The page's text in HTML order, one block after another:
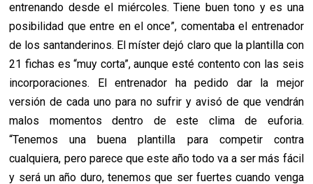
entrenando desde el miércoles. Tiene buen tono y es una
posibilidad que entre en el once”, comentaba el entrenador
de los santanderinos. El míster dejó claro que la plantilla con
21 fichas es “muy corta”, aunque esté contento con las seis
incorporaciones. El entrenador ha pedido dar la mejor
versión de cada uno para no sufrir y avisó de que vendrán
malos momentos dentro de este clima de euforia.
“Tenemos una buena plantilla para competir contra
cualquiera, pero parece que este año todo va a ser más fácil
y será un año duro, tenemos que ser fuertes cuando venga